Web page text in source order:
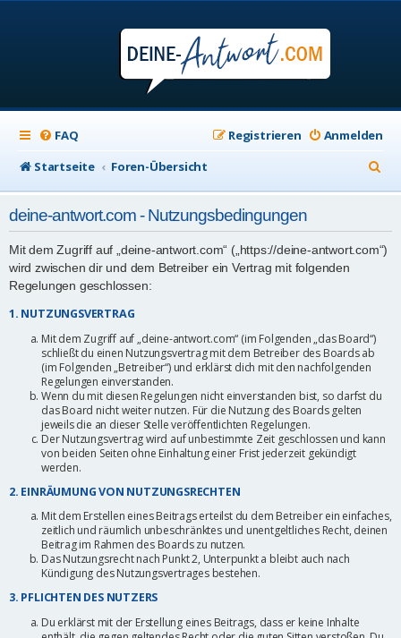
FAQ Anmelden
Registrieren
Startseite
Foren-Übersicht
u
h
deine-antwort.com - Nutzungsbedingungen
Mit dem Zugriff auf „deine-antwort.com“ („https://deine-antwort.com“)
wird zwischen dir und dem Betreiber ein Vertrag mit folgenden
Regelungen geschlossen:
1. NUTZUNGSVERTRAG
Mit dem Zugriff auf „deine-antwort.com“ (im Folgenden „das Board“)
schließt du einen Nutzungsvertrag mit dem Betreiber des Boards ab
(im Folgenden „Betreiber“) und erklärst dich mit den nachfolgenden
Regelungen einverstanden.
Wenn du mit diesen Regelungen nicht einverstanden bist, so darfst du
das Board nicht weiter nutzen. Für die Nutzung des Boards gelten
jeweils die an dieser Stelle veröffentlichten Regelungen.
Der Nutzungsvertrag wird auf unbestimmte Zeit geschlossen und kann
von beiden Seiten ohne Einhaltung einer Frist jederzeit gekündigt
werden.
2. EINRÄUMUNG VON NUTZUNGSRECHTEN
Mit dem Erstellen eines Beitrags erteilst du dem Betreiber ein einfaches,
zeitlich und räumlich unbeschränktes und unentgeltliches Recht, deinen
Beitrag im Rahmen des Boards zu nutzen.
Das Nutzungsrecht nach Punkt 2, Unterpunkt a bleibt auch nach
Kündigung des Nutzungsvertrages bestehen.
3. PFLICHTEN DES NUTZERS
Du erklärst mit der Erstellung eines Beitrags, dass er keine Inhalte